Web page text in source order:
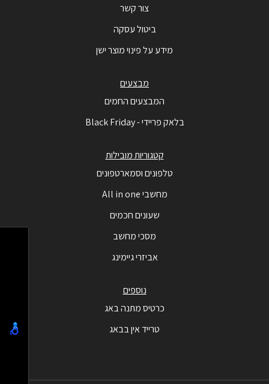
צור קשר
ביטול עסקה
מידע על פינוי מוצר ישן
מבצעים
המבצעים החמים
בלאק פריידי - Black Friday
קטגוריות מובילות
טלפונים וסמארטפונים
מחשבי All in one
שעונים חכמים
מסכי מחשב
אביזרי גיימינג
נוספים
כרטיס מתנה באג
טרייד אין בבאג